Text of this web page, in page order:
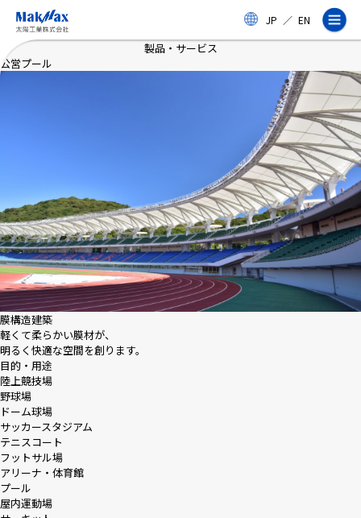
コ
ン
JP ／ EN
事業紹介
製品・サービス
実績
太陽工業コラム
採用情報
ニュース
製品・サービス
公営プール
膜構造建築
軽くて柔らかい膜材が、
明るく快適な空間を創ります。
目的・用途
陸上競技場
野球場
ドーム球場
サッカースタジアム
テニスコート
フットサル場
アリーナ・体育館
プール
屋内運動場